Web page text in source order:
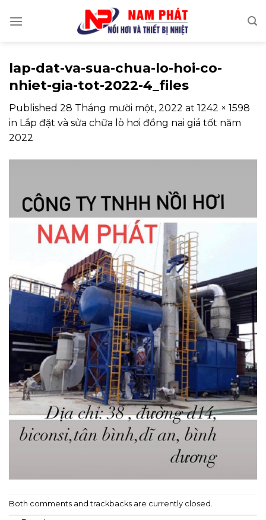
lap-dat-va-sua-chua-lo-hoi-co-
nhiet-gia-tot-2022-4_files
Published 28 Tháng mười một, 2022 at 1242 × 1598
in Lắp đặt và sửa chữa lò hơi đồng nai giá tốt năm
2022
Both comments and trackbacks are currently closed.